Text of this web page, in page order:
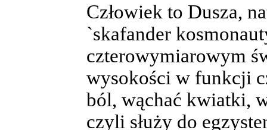
Człowiek to Dusza,
`skafander
czterowymiarowym
wysokości w funkcji
ból, wąchać kwiatki,
czyli służy do